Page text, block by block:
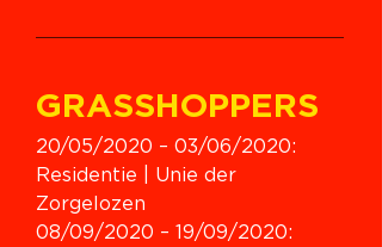
GRASSHOPPERS
20/05/2020 – 03/06/2020:
Residentie | Unie der
Zorgelozen
08/09/2020 – 19/09/2020: